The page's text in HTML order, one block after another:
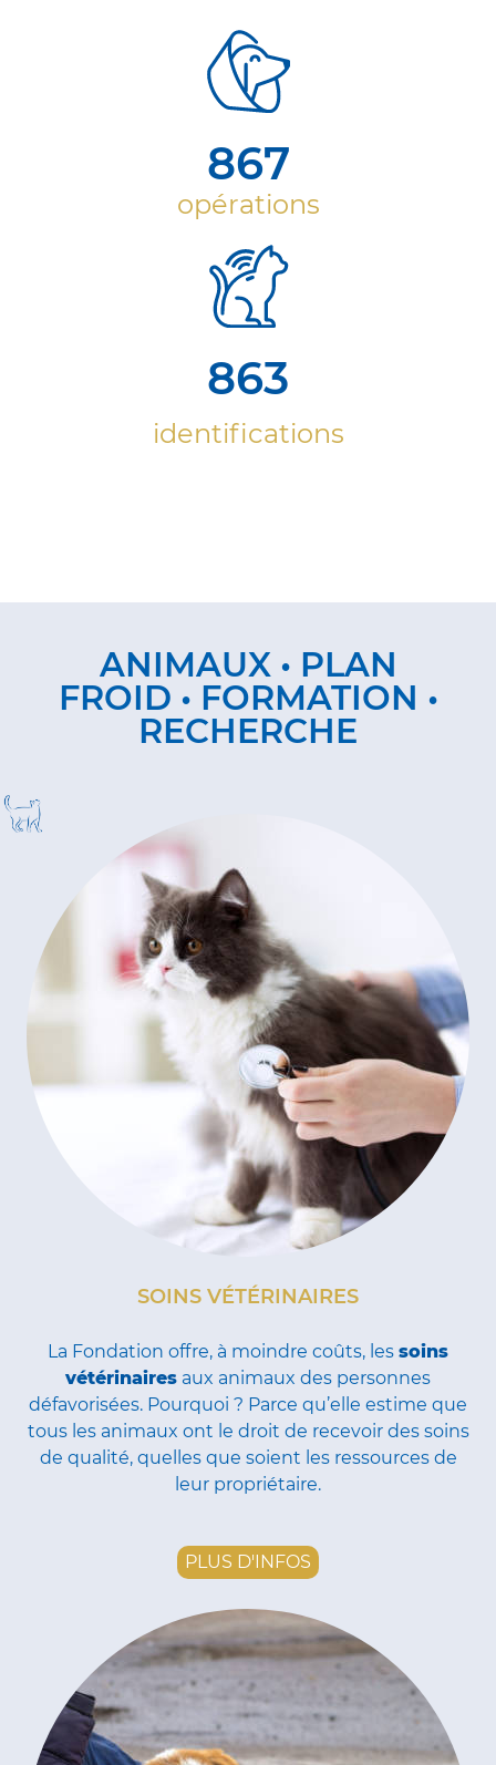
opérations
867
identifications
863
ANIMAUX • PLAN
FROID • FORMATION •
RECHERCHE
SOINS VÉTÉRINAIRES
La Fondation offre, à moindre coûts, les soins
vétérinaires aux animaux des personnes
défavorisées. Pourquoi ? Parce qu’elle estime que
tous les animaux ont le droit de recevoir des soins
de qualité, quelles que soient les ressources de
leur propriétaire.
PLUS D'INFOS